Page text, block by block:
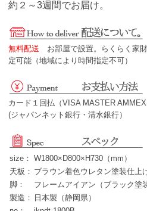
約２～3週間でお届け。
無料配送 お部屋で設置。らくらく家
定可能（地域により時間指定不可）
カード１回払（VISA MASTER
(ジャパンネット銀行・清水銀行）
size： W1800×D800×H730（mm）
天板： ブラウン着色ウレタン塗装仕上
脚：
フレームアイアン（ブラック塗
製造： 日本製（静岡県）